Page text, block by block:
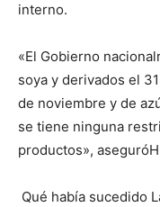
interno.
«El Gobierno
soya y derivados el
de noviembre y de
se tiene ninguna
productos»,
Qué había sucedido